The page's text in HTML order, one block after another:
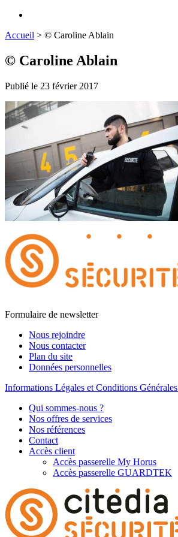
Accueil > © Caroline Ablain
© Caroline Ablain
Publié le 23 février 2017
Formulaire de newsletter
Nous rejoindre
Nous contacter
Plan du site
Données personnelles
Informations Légales et Conditions
Qui sommes-nous ?
Nos offres de services
Nos références
Contact
Accès client
Accès passerelle My Horus
Accès passerelle GUARDTEK